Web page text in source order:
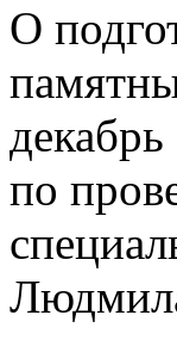
О
по